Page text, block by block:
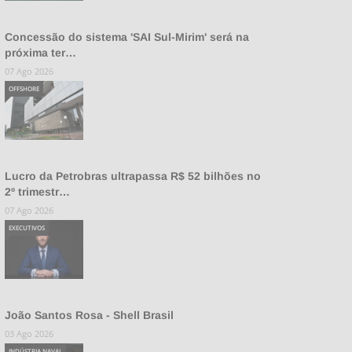
Concessão do sistema 'SAI Sul-Mirim' será na
próxima ter…
07 Ago 2026
Lucro da Petrobras ultrapassa R$ 52 bilhões no
2º trimestr…
OFFSHORE
07 Ago 2026
João Santos Rosa - Shell Brasil
EXECUTIVOS
03 Ago 2026